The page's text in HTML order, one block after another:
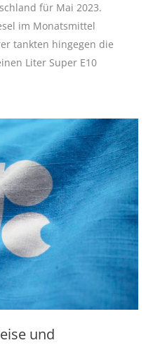
für Mai 2023.
im Monatsmittel
tankten hingegen die
Liter Super E10
und